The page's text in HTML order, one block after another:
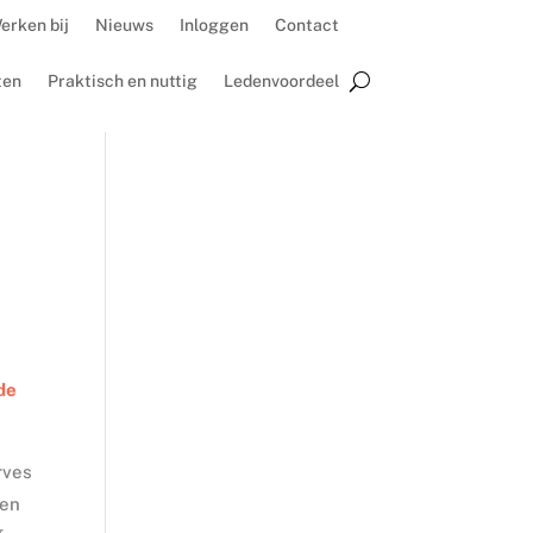
bij Nieuws Inloggen Contact
Praktisch en nuttig Ledenvoordeel